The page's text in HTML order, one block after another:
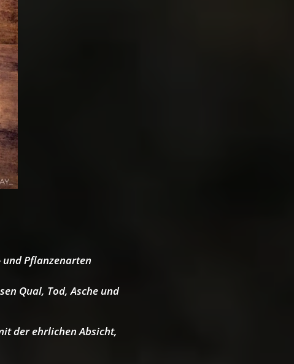
und Pflanzenarten
Qual, Tod, Asche und
der ehrlichen Absicht,